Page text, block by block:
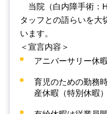
当院 （白内障手術
タッフとの語らいを大
います。
＜宣言内容＞
アニバーサリー休
育児のための勤務
産休暇（特別休暇